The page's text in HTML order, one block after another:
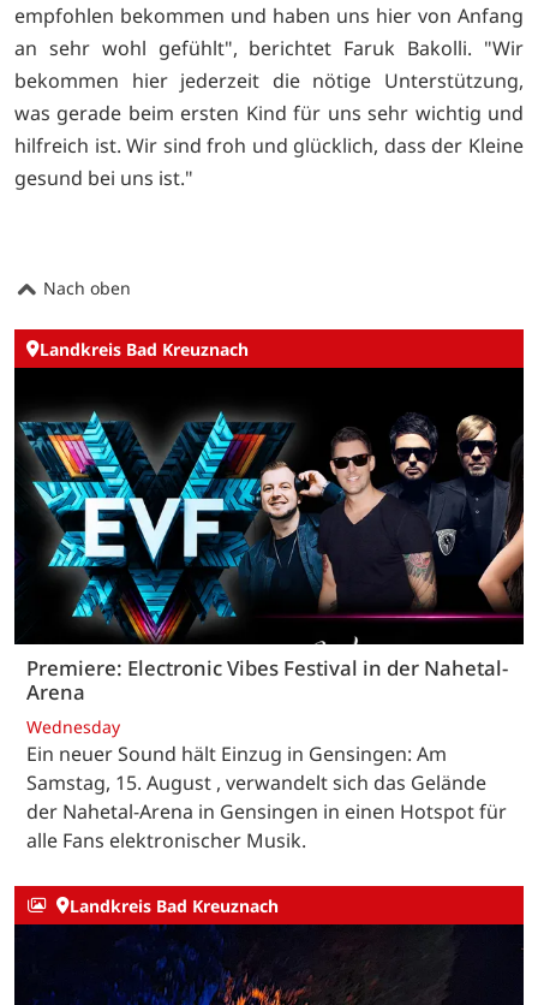
empfohlen bekommen und haben uns hier von Anfang
an sehr wohl gefühlt", berichtet Faruk Bakolli. "Wir
bekommen hier jederzeit die nötige Unterstützung,
was gerade beim ersten Kind für uns sehr wichtig und
hilfreich ist. Wir sind froh und glücklich, dass der Kleine
gesund bei uns ist."
Nach oben
Landkreis Bad Kreuznach
Premiere: Electronic Vibes Festival in der Nahetal-
Arena
Wednesday
Ein neuer Sound hält Einzug in Gensingen: Am
Samstag, 15. August , verwandelt sich das Gelände
der Nahetal-Arena in Gensingen in einen Hotspot für
alle Fans elektronischer Musik.
Landkreis Bad Kreuznach